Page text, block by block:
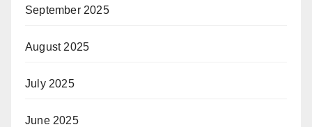
September 2025
August 2025
July 2025
June 2025